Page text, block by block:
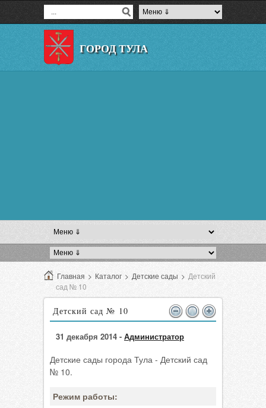
ГОРОД ТУЛА
Главная > Каталог > Детские сады > Детский
сад № 10
Детский сад № 10
31 декабря 2014 - Администратор
Детские сады города Тула - Детский сад
№ 10.
Режим работы: